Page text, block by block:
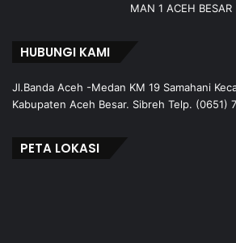
MAN 1 ACEH BESAR
HUBUNGI KAMI
Jl.Banda Aceh -Medan KM 19 Samahani
Kabupaten Aceh Besar. Sibreh Telp. (0651)
PETA LOKASI